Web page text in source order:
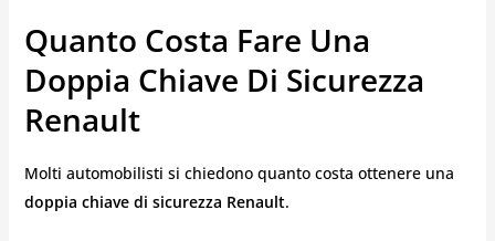
Quanto Costa Fare Una
Doppia Chiave Di Sicurezza
Renault
Molti automobilisti si chiedono quanto costa ottenere una
doppia chiave di sicurezza Renault.